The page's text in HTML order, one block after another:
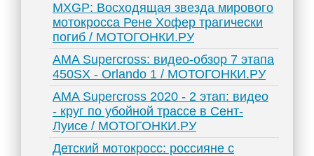
MXGP: Восходящая звезда мирового
мотокросса Рене Хофер трагически
погиб / МОТОГОНКИ.РУ
AMA Supercross: видео-обзор 7 этапа
450SX - Orlando 1 / МОТОГОНКИ.РУ
AMA Supercross 2020 - 2 этап: видео
- круг по убойной трассе в Сент-
Луисе / МОТОГОНКИ.РУ
Детский мотокросс: россияне с